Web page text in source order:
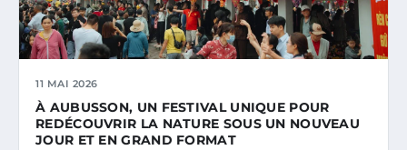
11 MAI 2026
À AUBUSSON, UN FESTIVAL UNIQUE POUR
REDÉCOUVRIR LA NATURE SOUS UN NOUVEAU
JOUR ET EN GRAND FORMAT